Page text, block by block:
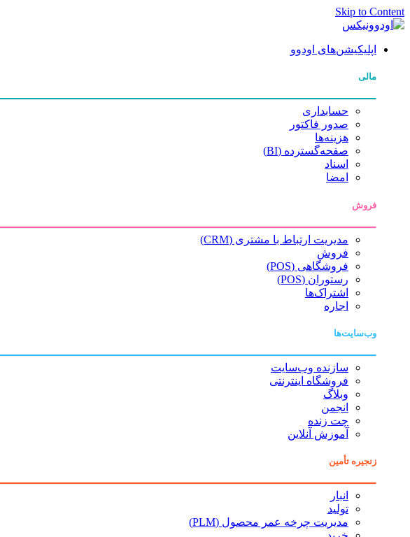
Skip to Content
اپلیکیشن‌های اودوو
مالی
حسابداری
صدور فاکتور
هزینه‌ها
صفحه‌گسترده (BI)
اسناد
امضا
فروش
مدیریت ارتباط با مشتری (CRM)
فروش
فروشگاهی (POS)
رستوران (POS)
اشتراک‌ها
اجاره
وب‌سایت‌ها
سازنده وب‌سایت
فروشگاه اینترنتی
وبلاگ
انجمن
چت زنده
آموزش آنلاین
زنجیره تأمین
انبار
تولید
مدیریت چرخه عمر محصول (PLM)